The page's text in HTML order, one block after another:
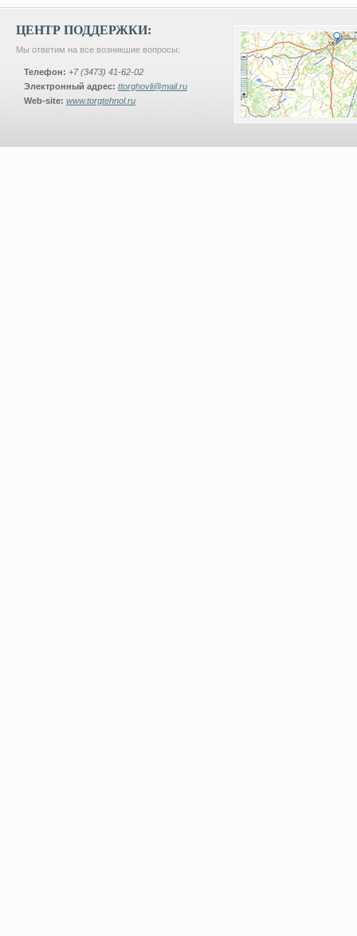
ЦЕНТР ПОДДЕРЖКИ:
Мы ответим на все возникшие вопросы:
Телефон: +7 (3473) 41-62-02
Электронный адрес: ttorghovli@mail.ru
Web-site: www.torgtehnol.ru